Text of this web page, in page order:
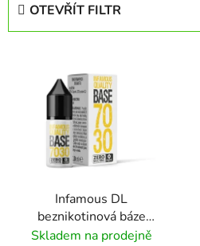
OTEVŘÍT FILTR
Infamous DL
beznikotinová báze
70/30 VG/PG 10ml
Skladem na prodejně